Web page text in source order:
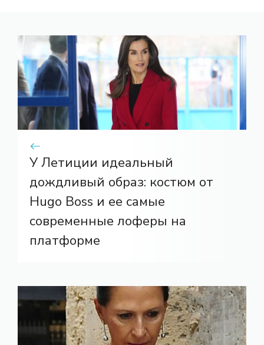
У Летиции идеальный
дождливый образ: костюм от
Hugo Boss и ее самые
современные лоферы на
платформе